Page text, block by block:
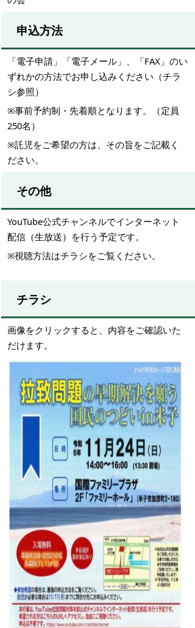
申込方法
「電子申請」「電子メール」、「FAX」のい
ずれかの方法でお申し込みください（チラ
シ参照）
※事前予約制・先着順となります。（定員
250名）
※託児をご希望の方は、その旨をご記載く
ださい。
その他
YouTube公式チャンネルでインターネット
配信（生放送）を行う予定です。
※視聴方法はチラシをご覧ください。
チラシ
画像をクリックすると、内容をご確認いた
だけます。